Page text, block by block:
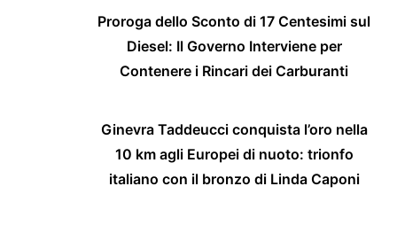
Proroga dello Sconto di 17 Centesimi sul
Diesel: Il Governo Interviene per
Contenere i Rincari dei Carburanti
Ginevra Taddeucci conquista l’oro nella
10 km agli Europei di nuoto: trionfo
italiano con il bronzo di Linda Caponi